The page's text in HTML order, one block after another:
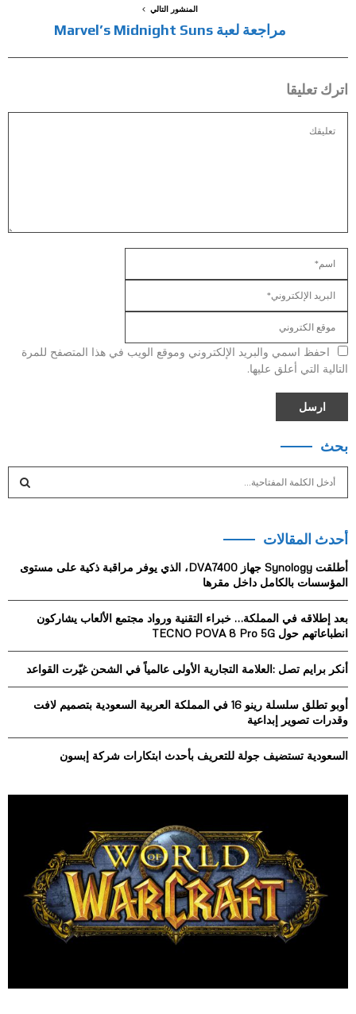
المنشور التالي
مراجعة لعبة Marvel’s Midnight Suns
اترك تعليقا
احفظ اسمي والبريد الإلكتروني وموقع الويب في هذا المتصفح للمرة
التالية التي أعلق عليها.
بحث
c
h
f
:
A
H
أحدث المقالات
أطلقت Synology جهاز DVA7400، الذي يوفر مراقبة ذكية على مستوى
المؤسسات بالكامل داخل مقرها
بعد إطلاقه في المملكة… خبراء التقنية ورواد مجتمع الألعاب يشاركون
انطباعاتهم حول TECNO POVA 8 Pro 5G
أنكر برايم تصل :العلامة التجارية الأولى عالمياً في الشحن غيّرت القواعد
أوبو تطلق سلسلة رينو 16 في المملكة العربية السعودية بتصميم لافت
وقدرات تصوير إبداعية
السعودية تستضيف جولة للتعريف بأحدث ابتكارات شركة إبسون